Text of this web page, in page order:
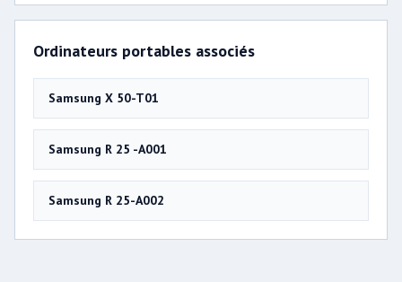
Ordinateurs portables associés
Samsung X 50-T01
Samsung R 25 -A001
Samsung R 25-A002